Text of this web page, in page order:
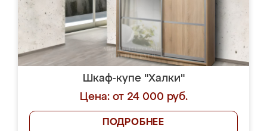
Шкаф-купе "Халки"
Цена: от 24 000 руб.
ПОДРОБНЕЕ